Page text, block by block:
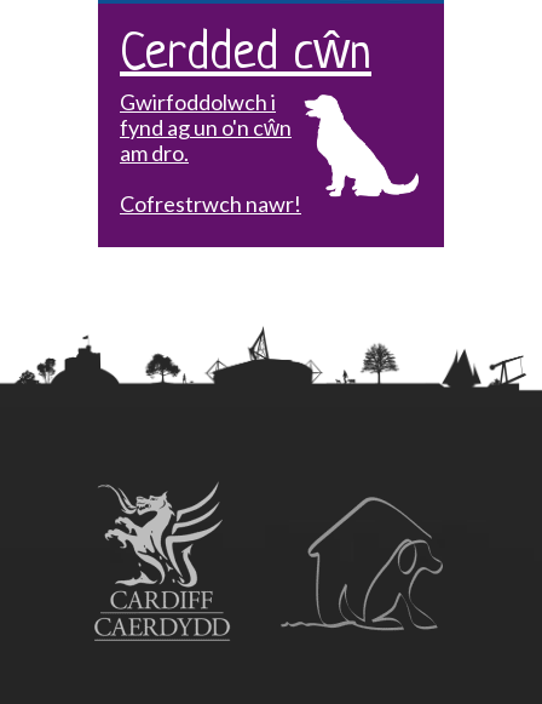
Cerdded cŵn
Gwirfoddolwch i
fynd ag un o'n cŵn
am dro.
Cofrestrwch nawr!